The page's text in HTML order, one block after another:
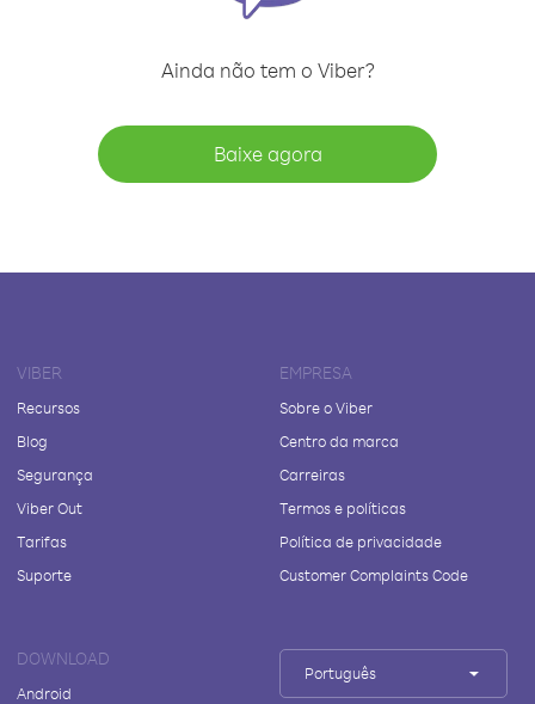
Ainda não tem o Viber?
Baixe agora
VIBER
Recursos
Blog
Segurança
Viber Out
Tarifas
Suporte
EMPRESA
Sobre o Viber
Centro da marca
Carreiras
Termos e políticas
Política de privacidade
Customer Complaints Code
DOWNLOAD
Android
Português